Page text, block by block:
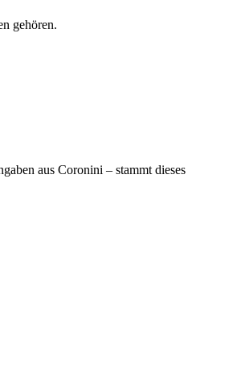
gehören.
aus Coronini – stammt dieses